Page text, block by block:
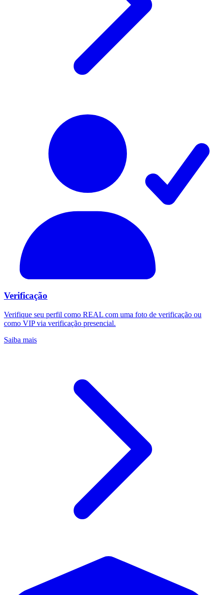
Verificação
Verifique seu perfil como REAL com uma foto de verificação ou
como VIP via verificação presencial.
Saiba mais